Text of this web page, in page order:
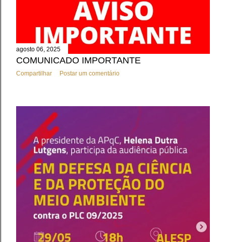
agosto 06, 2025
COMUNICADO IMPORTANTE
Compartilhar Postar um comentário